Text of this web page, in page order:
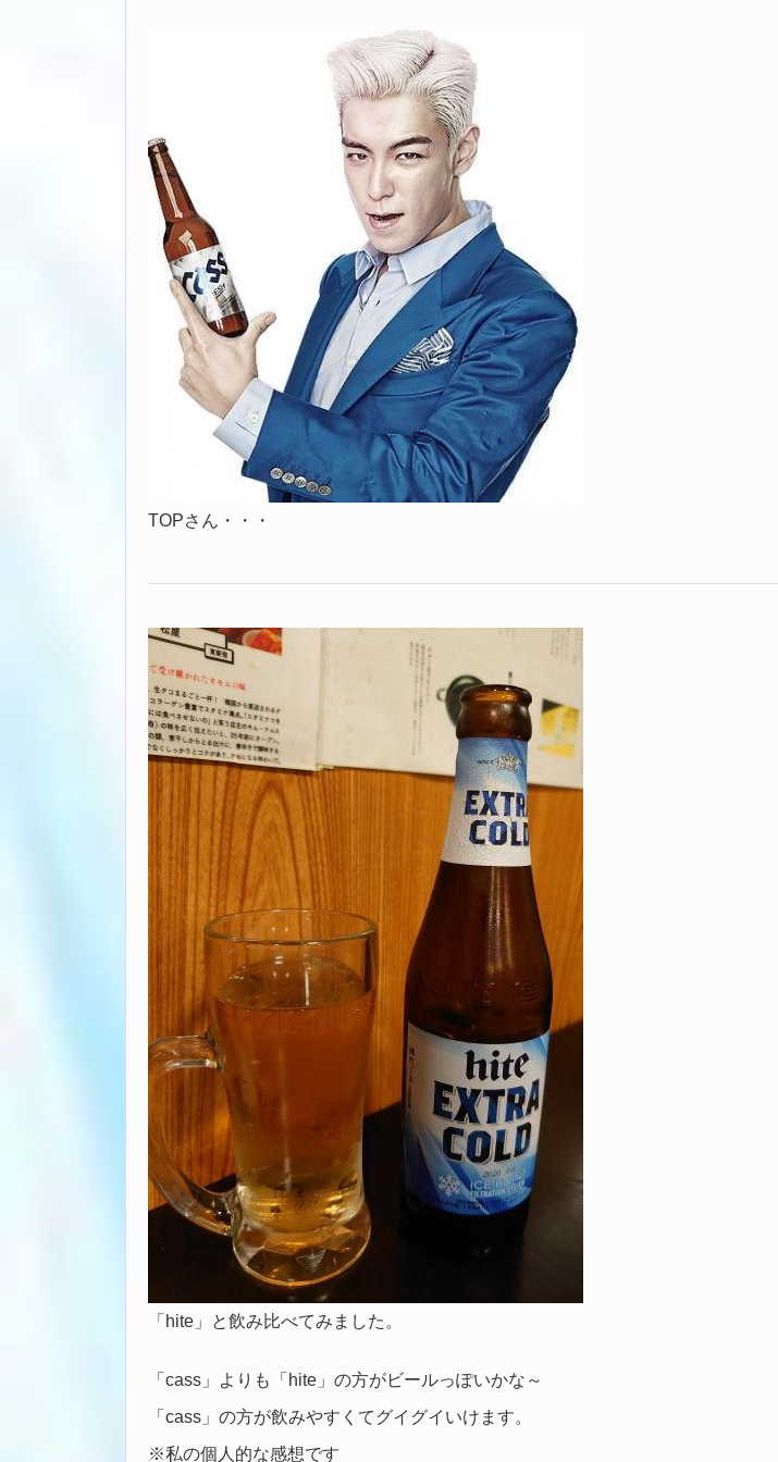
TOPさん・・・
「hite」と飲み比べてみました。
「cass」よりも「hite」の方がビールっぽいかな～
「cass」の方が飲みやすくてグイグイいけます。
※私の個人的な感想です